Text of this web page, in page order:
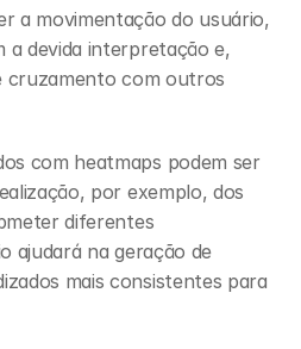
a movimentação do usuário,
a devida interpretação e,
cruzamento com outros
com heatmaps podem ser
por exemplo, dos
diferentes
ajudará na geração de
mais consistentes para